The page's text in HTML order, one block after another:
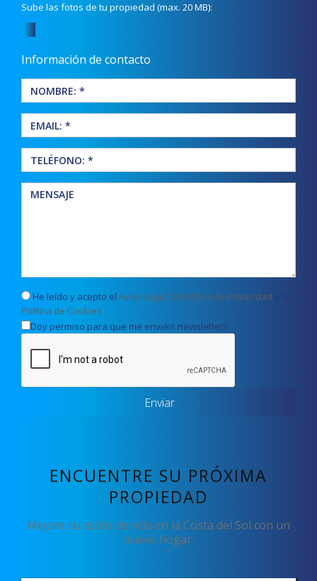
Sube las fotos de tu propiedad (max. 20 MB):
Información de contacto
He leído y acepto el Aviso Legal, la Política de Privacidad
Política de Cookies
Doy permiso para que me enviéis newsletters
Enviar
ENCUENTRE SU PRÓXIMA
PROPIEDAD
Mejore su estilo de vida en la Costa del Sol con un
nuevo hogar.